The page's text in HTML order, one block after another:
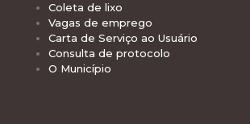
Coleta de lixo
Vagas de emprego
Carta de Serviço ao Usuário
Consulta de protocolo
O Município